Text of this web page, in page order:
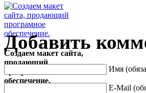
Создаем макет сайта,
продающий
обеспечение.
Добавить
Имя
E-Mail